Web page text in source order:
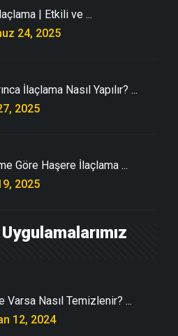
| Etkili ve ...
24, 2025
İlaçlama Nasıl Yapılır? ...
2025
Göre Haşere İlaçlama ...
2025
Varsa Nasıl Temizlenir? ...
12, 2024